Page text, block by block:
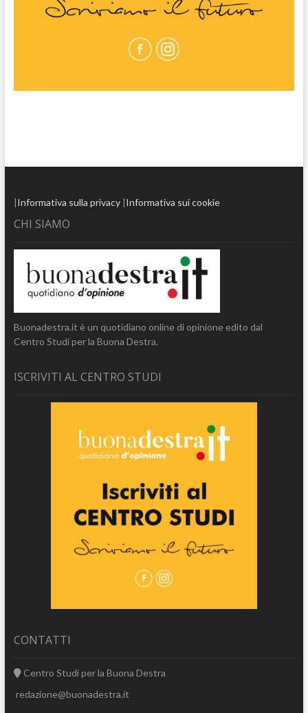
|Informativa sulla privacy|Informativa sui cookie
CHI SIAMO
Buonadestra.it è un quotidiano online di opinione edito dal
Centro Studi per la Buona Destra.
ISCRIVITI AL CENTRO STUDI
CONTATTI
Centro Studi per la Buona Destra
redazione@buonadestra.it